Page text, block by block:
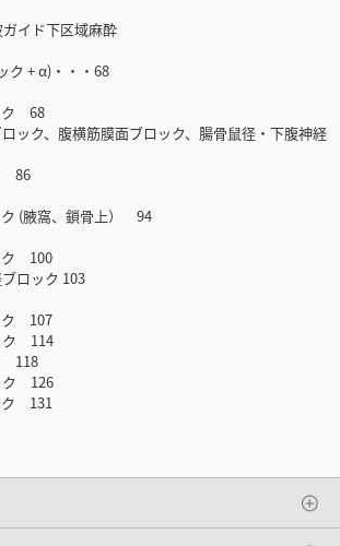
イド下区域麻酔
ク + α)・・・68
ク 68
ク、腹横筋膜面ブロック、腸骨鼠径・下腹神経
86
(腋窩、鎖骨上） 94
100
ロック 103
ク 107
ク 114
118
ク 126
ク 131